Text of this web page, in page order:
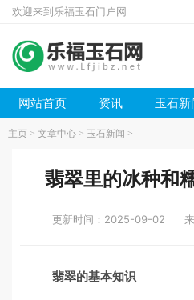
欢迎来到乐福玉石门户网
网站首页 资讯 玉石新
主页 > 文章中心 > 玉石新闻 >
翡翠里的冰种和
更新时间：2025-09-02
翡翠的基本知识